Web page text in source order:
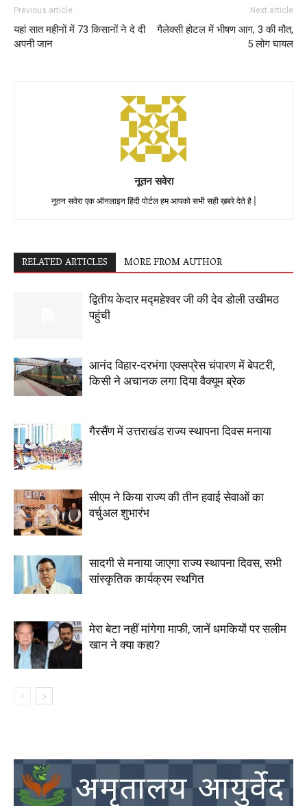
Previous article
यहां सात महीनों में 73 किसानों ने दे दी
अपनी जान
Next article
गैलेक्सी होटल में भीषण आग, 3 की मौत,
5 लोग घायल
नूतन सवेरा
नूतन सवेरा एक ऑनलाइन हिंदी पोर्टल हम आपको सभी सही ख़बरे देते है |
RELATED ARTICLES MORE FROM AUTHOR
द्वितीय केदार मद्महेश्वर जी की देव डोली उखीमठ
पहुंची
आनंद विहार-दरभंगा एक्सप्रेस चंपारण में बेपटरी,
किसी ने अचानक लगा दिया वैक्यूम ब्रेक
गैरसैंण में उत्तराखंड राज्य स्थापना दिवस मनाया
सीएम ने किया राज्य की तीन हवाई सेवाओं का
वर्चुअल शुभारंभ
सादगी से मनाया जाएगा राज्य स्थापना दिवस, सभी
सांस्कृतिक कार्यक्रम स्थगित
मेरा बेटा नहीं मांगेगा माफी, जानें धमकियों पर सलीम
खान ने क्या कहा?